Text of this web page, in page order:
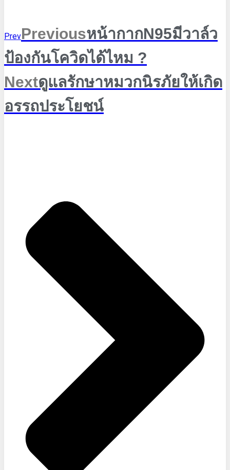
PrevPreviousหน้ากากN95มีวาล์ว
ป้องกันโควิดได้ไหม ?
Nextดูแลรักษาหมวกนิรภัยให้เกิด
อรรถประโยชน์